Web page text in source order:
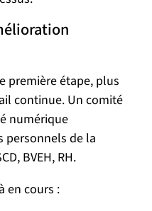
première étape, plus
continue. Un comité
numérique
personnels de la
BVEH, RH.
en cours :